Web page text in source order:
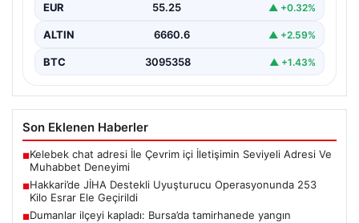
gerçekleştirilen kapsamlı bir…
EUR 55.25 ▲ +0.32%
ALTIN 6660.6 ▲ +2.59%
BTC 3095358 ▲ +1.43%
Son Eklenen Haberler
■Kelebek chat adresi İle Çevrim içi İletişimin Seviyeli Adresi Ve
Muhabbet Deneyimi
■Hakkari’de JİHA Destekli Uyuşturucu Operasyonunda 253
Kilo Esrar Ele Geçirildi
■Dumanlar ilçeyi kapladı: Bursa’da tamirhanede yangın